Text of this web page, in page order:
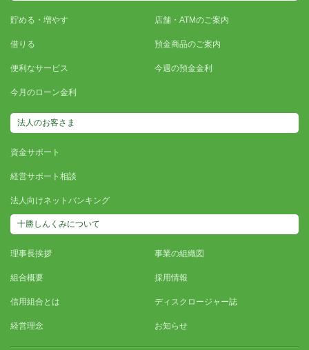
貯める・増やす
借りる
便利なサービス
今月のローン金利
店舗・ATMのご案内
預金商品のご案内
今週の預金金利
法人のお客さま
資金サポート
経営サポート相談
法人向けネットバンキング
十勝しんくみについて
理事長挨拶
組合概要
信用組合とは
経営理念
事業の組織図
採用情報
ディスクロージャー誌
お知らせ